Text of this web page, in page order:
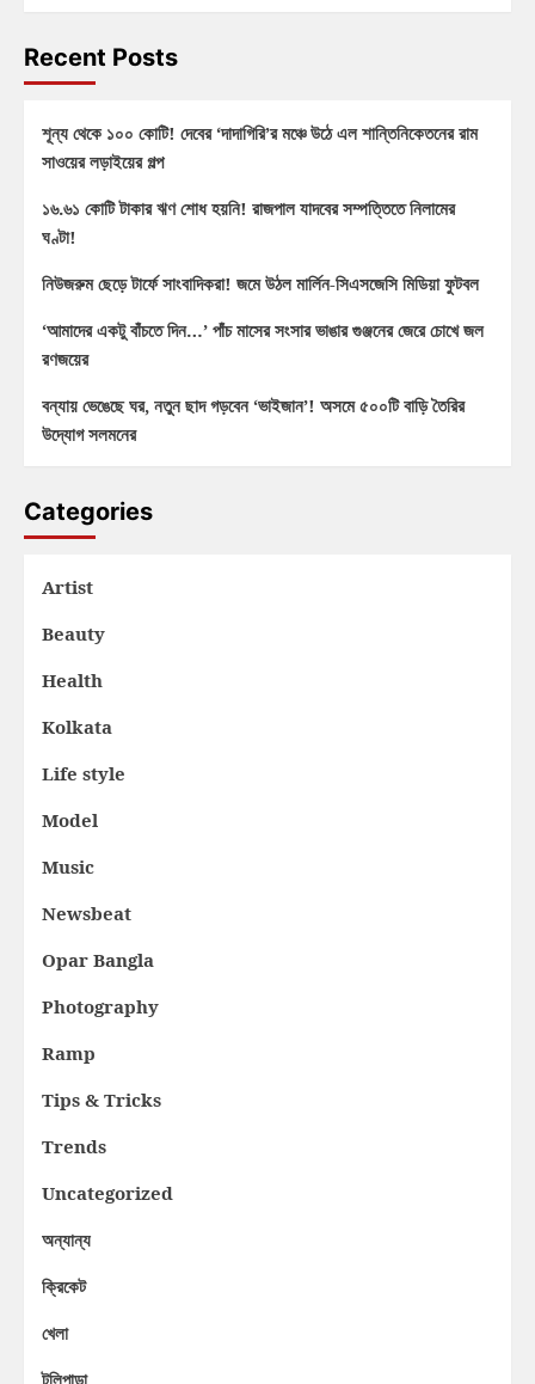
Recent Posts
শূন্য থেকে ১০০ কোটি! দেবের ‘দাদাগিরি’র মঞ্চে উঠে এল শান্তিনিকেতনের রাম
সাওয়ের লড়াইয়ের গল্প
১৬.৬১ কোটি টাকার ঋণ শোধ হয়নি! রাজপাল যাদবের সম্পত্তিতে নিলামের
ঘণ্টা!
নিউজরুম ছেড়ে টার্ফে সাংবাদিকরা! জমে উঠল মার্লিন-সিএসজেসি মিডিয়া ফুটবল
‘আমাদের একটু বাঁচতে দিন…’ পাঁচ মাসের সংসার ভাঙার গুঞ্জনের জেরে চোখে জল
রণজয়ের
বন্যায় ভেঙেছে ঘর, নতুন ছাদ গড়বেন ‘ভাইজান’! অসমে ৫০০টি বাড়ি তৈরির
উদ্যোগ সলমনের
Categories
Artist
Beauty
Health
Kolkata
Life style
Model
Music
Newsbeat
Opar Bangla
Photography
Ramp
Tips & Tricks
Trends
Uncategorized
অন্যান্য
ক্রিকেট
খেলা